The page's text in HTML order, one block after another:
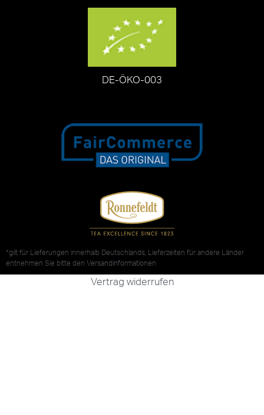
DE-ÖKO-003
*gilt für Lieferungen innerhalb Deutschlands, Lieferzeiten für andere Länder
entnehmen Sie bitte den Versandinformationen
Vertrag widerrufen